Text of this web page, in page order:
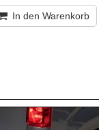
In den Warenkorb